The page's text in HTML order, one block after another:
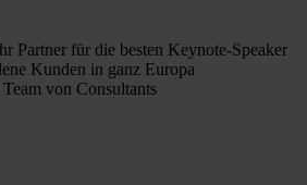
Partner für die besten Keynote-Speaker
Kunden in ganz Europa
von Consultants